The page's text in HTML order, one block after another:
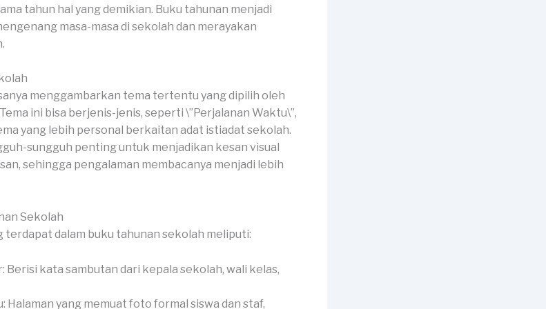
tahun hal yang demikian. Buku tahunan menjadi
masa-masa di sekolah dan merayakan
menggambarkan tema tertentu yang dipilih oleh
ini bisa berjenis-jenis, seperti \”Perjalanan Waktu\”,
yang lebih personal berkaitan adat istiadat sekolah.
sungguh penting untuk menjadikan kesan visual
sehingga pengalaman membacanya menjadi lebih
Sekolah
terdapat dalam buku tahunan sekolah meliputi:
Berisi kata sambutan dari kepala sekolah, wali kelas,
Halaman yang memuat foto formal siswa dan staf,